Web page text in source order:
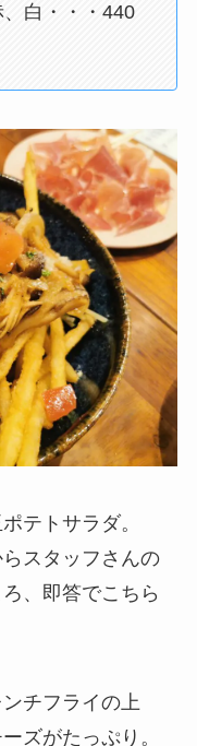
白・・・440
テトサラダ。
スタッフさんの
、即答でこちら
チフライの上
ズがたっぷり。